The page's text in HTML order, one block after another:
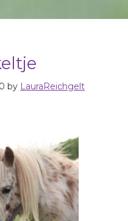
by LauraReichgelt